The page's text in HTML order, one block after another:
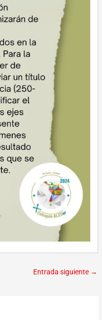
Entrada siguiente →